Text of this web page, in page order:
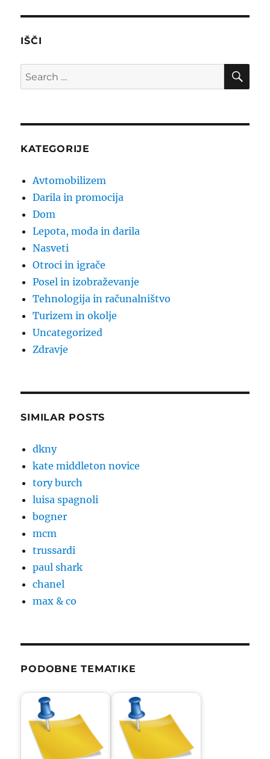
IŠČI
Search
for:
KATEGORIJE
Avtomobilizem
Darila in promocija
Dom
Lepota, moda in darila
Nasveti
Otroci in igrače
Posel in izobraževanje
Tehnologija in računalništvo
Turizem in okolje
Uncategorized
Zdravje
SIMILAR POSTS
dkny
kate middleton novice
tory burch
luisa spagnoli
bogner
mcm
trussardi
paul shark
chanel
max & co
PODOBNE TEMATIKE